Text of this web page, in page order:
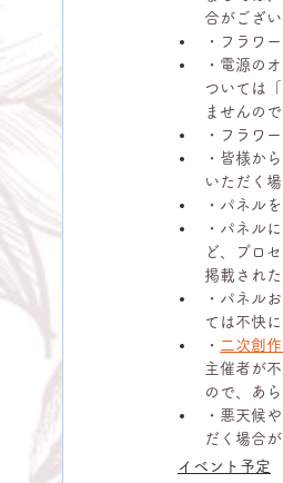
合がござ
・フラワ
・電源の
ついては
ませんの
・フラワ
・皆様か
いただく
・パネル
・パネル
ど、プロ
掲載され
・パネル
ては不快
・ 二次創
主催者が
ので、あ
・悪天候
だく場合
イベント予定